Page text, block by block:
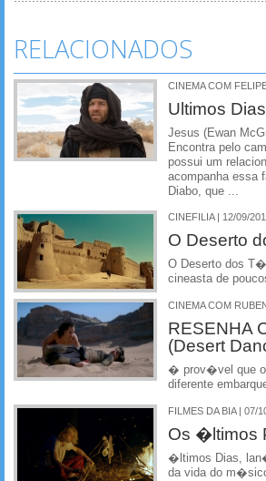
RELACIONADOS
CINEMA COM
Ultimos
Jesus (Ewan
Encontra pelo
possui um
acompanha essa
Diabo, que ...
CINEFILIA | 12/09/
O Deserto
O Deserto dos
cineasta de
CINEMA COM
RESENHA
(Desert
� prov�vel que o
diferente
FILMES DA BIA | 07/
Os �ltimos
�ltimos Dias,
da vida do